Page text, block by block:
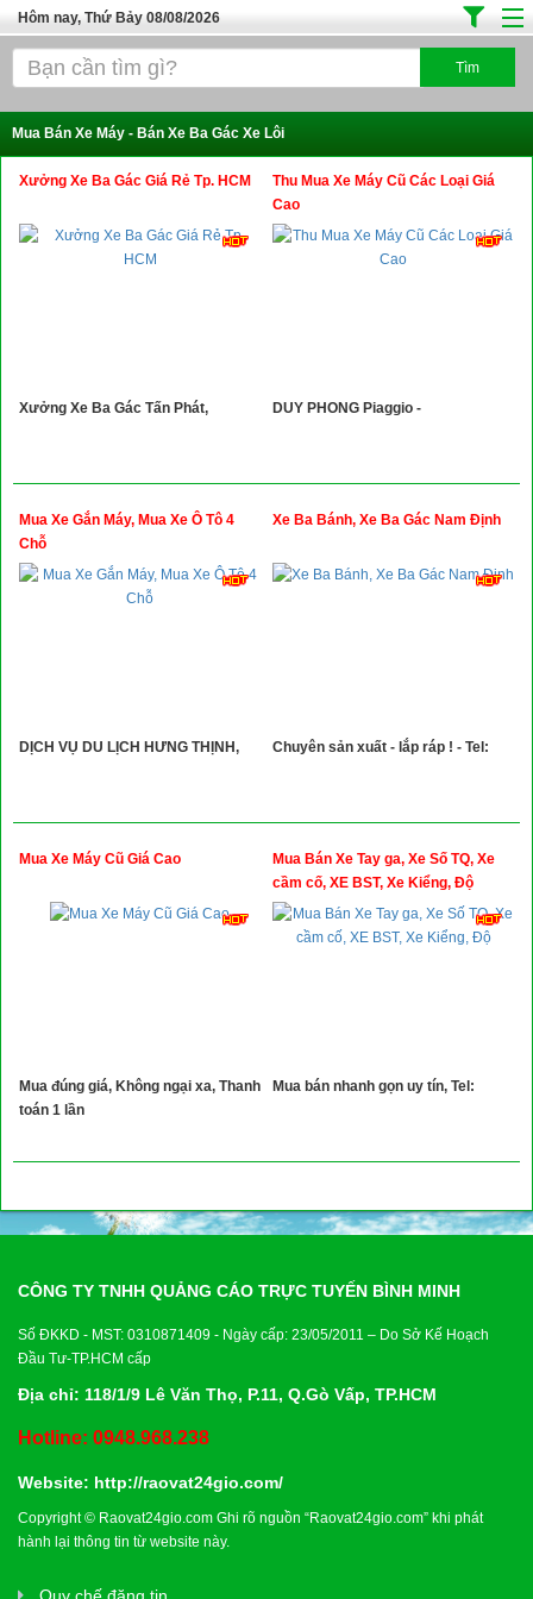
Hôm nay, Thứ Bảy 08/08/2026
Trang chủ
Ô Tô Xe Máy
Đồ Dùng Nội Ngoại Thất
Việc Làm
Xây Dựng
Tổng Hợp
Mua Bán Xe Máy - Bán Xe Ba Gác Xe Lôi
Xưởng Xe Ba Gác Giá Rẻ Tp. HCM
Xưởng Xe Ba Gác Tấn Phát,
Thu Mua Xe Máy Cũ Các Loại Giá
Cao
DUY PHONG Piaggio -
Mua Xe Gắn Máy, Mua Xe Ô Tô 4
Chỗ
DỊCH VỤ DU LỊCH HƯNG THỊNH,
Xe Ba Bánh, Xe Ba Gác Nam Định
Chuyên sản xuất - lắp ráp ! - Tel:
Mua Xe Máy Cũ Giá Cao
Mua đúng giá, Không ngại xa, Thanh
toán 1 lần
Mua Bán Xe Tay ga, Xe Số TQ, Xe
cầm cố, XE BST, Xe Kiểng, Độ
Mua bán nhanh gọn uy tín, Tel:
CÔNG TY TNHH QUẢNG CÁO TRỰC TUYẾN BÌNH MINH
Số ĐKKD - MST: 0310871409 - Ngày cấp: 23/05/2011 – Do Sở Kế Hoạch
Đầu Tư-TP.HCM cấp
Địa chỉ: 118/1/9 Lê Văn Thọ, P.11, Q.Gò Vấp, TP.HCM
Hotline: 0948.968.238
Website: http://raovat24gio.com/
Copyright © Raovat24gio.com Ghi rõ nguồn “Raovat24gio.com” khi phát
hành lại thông tin từ website này.